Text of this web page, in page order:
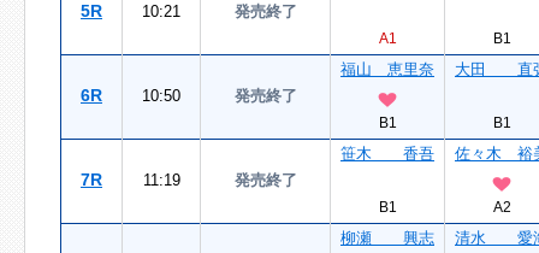
5R 10:21 発売終了
A1 B1
6R 10:50 発売終了
福山 恵里奈
B1
大田 直
B1
7R 11:19 発売終了
笹木 香吾
B1
佐々木 裕
A2
柳瀬 興志 清水 愛